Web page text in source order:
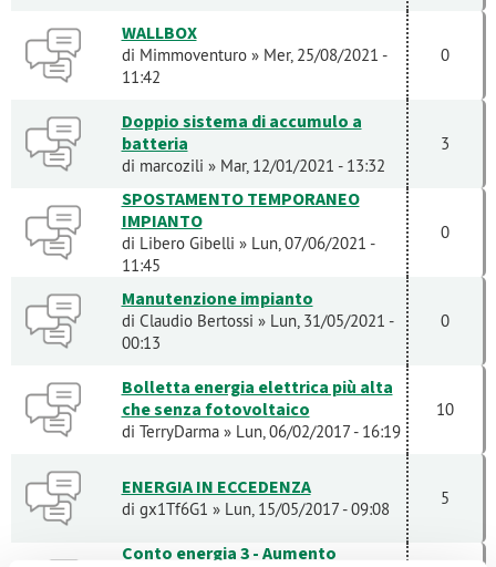
WALLBOX
di Mimmoventuro» Mer, 25/08/2021 -
11:42
0
Doppio sistema di accumulo a
batteria
di marcozili » Mar, 12/01/2021 - 13:32
3
SPOSTAMENTO TEMPORANEO
IMPIANTO
di Libero Gibelli » Lun, 07/06/2021 -
11:45
0
Manutenzione impianto
di Claudio Bertossi » Lun, 31/05/2021 -
00:13
0
Bolletta energia elettrica più alta
che senza fotovoltaico
di TerryDarma» Lun, 06/02/2017 - 16:19
10
ENERGIA IN ECCEDENZA
di gx1Tf6G1 » Lun, 15/05/2017 - 09:08
5
Conto energia 3 - Aumento